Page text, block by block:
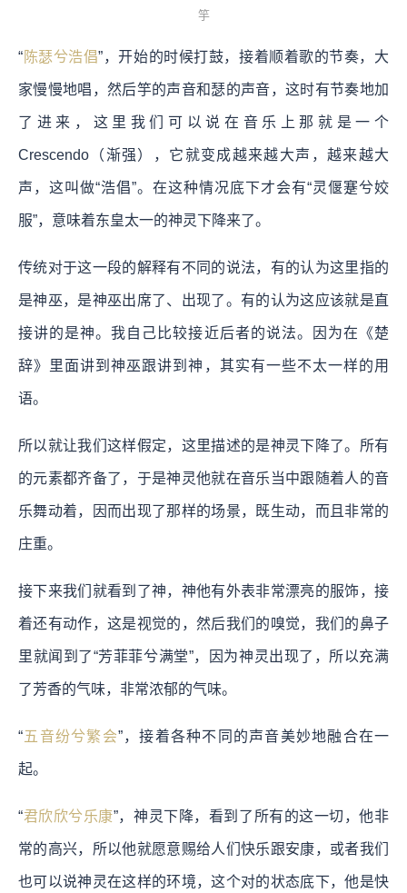
竽
“ 陈瑟兮浩倡”，开始的时候打鼓，接着顺着歌的节奏，大
家慢慢地唱，然后竽的声音和瑟的声音，这时有节奏地加
了进来，这里我们可以说在音乐上那就是一个
Crescendo（渐强），它就变成越来越大声，越来越大
声，这叫做“浩倡”。在这种情况底下才会有“灵偃蹇兮姣
服”，意味着东皇太一的神灵下降来了。
传统对于这一段的解释有不同的说法，有的认为这里指的
是神巫，是神巫出席了、出现了。有的认为这应该就是直
接讲的是神。我自己比较接近后者的说法。因为在《楚
辞》里面讲到神巫跟讲到神，其实有一些不太一样的用
语。
所以就让我们这样假定，这里描述的是神灵下降了。所有
的元素都齐备了，于是神灵他就在音乐当中跟随着人的音
乐舞动着，因而出现了那样的场景，既生动，而且非常的
庄重。
接下来我们就看到了神，神他有外表非常漂亮的服饰，接
着还有动作，这是视觉的，然后我们的嗅觉，我们的鼻子
里就闻到了“芳菲菲兮满堂”，因为神灵出现了，所以充满
了芳香的气味，非常浓郁的气味。
“五音纷兮繁会”，接着各种不同的声音美妙地融合在一
起。
“君欣欣兮乐康”，神灵下降，看到了所有的这一切，他非
常的高兴，所以他就愿意赐给人们快乐跟安康，或者我们
也可以说神灵在这样的环境，这个对的状态底下，他是快